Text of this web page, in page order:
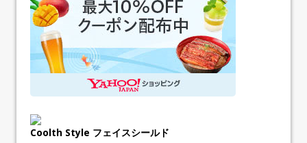
Coolth Style フェイスシールド